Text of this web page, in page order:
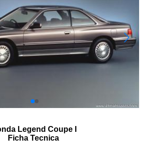
Legend Coupe I
Ficha Tecnica